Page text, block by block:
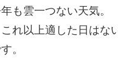
も雲一つない天気。
れ以上適した日はな
。